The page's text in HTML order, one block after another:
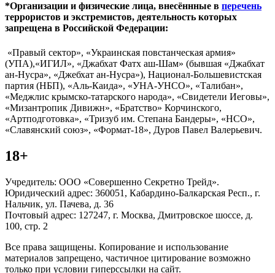
*Организации и физические лица, внесённные в перечень
террористов и экстремистов, деятельность которых
запрещена в Российской Федерации:
«Правый сектор», «Украинская повстанческая армия»
(УПА),«ИГИЛ», «Джабхат Фатх аш-Шам» (бывшая «Джабхат
ан-Нусра», «Джебхат ан-Нусра»), Национал-Большевистская
партия (НБП), «Аль-Каида», «УНА-УНСО», «Талибан»,
«Меджлис крымско-татарского народа», «Свидетели Иеговы»,
«Мизантропик Дивижн», «Братство» Корчинского,
«Артподготовка», «Тризуб им. Степана Бандеры», «НСО»,
«Славянский союз», «Формат-18», Дуров Павел Валерьевич.
18+
Учредитель: ООО «Совершенно Секретно Трейд».
Юридический адрес: 360051, Кабардино-Балкарская Респ., г.
Нальчик, ул. Пачева, д. 36
Почтовый адрес: 127247, г. Москва, Дмитровское шоссе, д.
100, стр. 2
Все права защищены. Копирование и использование
материалов запрещено, частичное цитирование возможно
только при условии гиперссылки на сайт.